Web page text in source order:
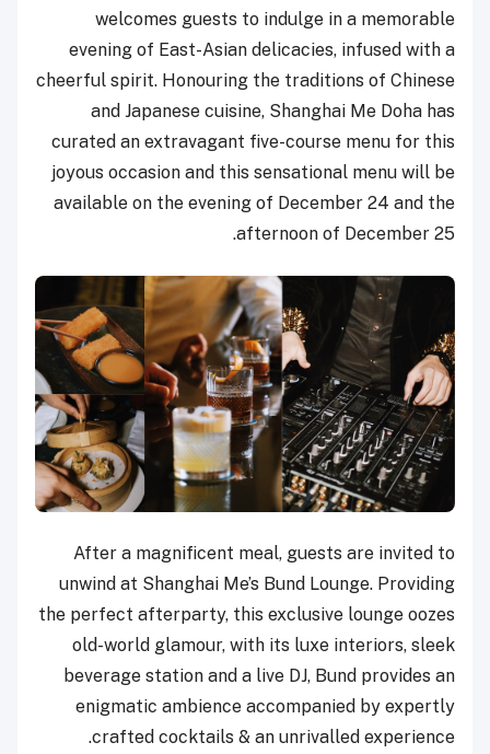
welcomes guests to indulge in a memorable
evening of East-Asian delicacies, infused with a
cheerful spirit. Honouring the traditions of Chinese
and Japanese cuisine, Shanghai Me Doha has
curated an extravagant five-course menu for this
joyous occasion and this sensational menu will be
available on the evening of December 24 and the
afternoon of December 25.
After a magnificent meal, guests are invited to
unwind at Shanghai Me’s Bund Lounge. Providing
the perfect afterparty, this exclusive lounge oozes
old-world glamour, with its luxe interiors, sleek
beverage station and a live DJ, Bund provides an
enigmatic ambience accompanied by expertly
crafted cocktails & an unrivalled experience.